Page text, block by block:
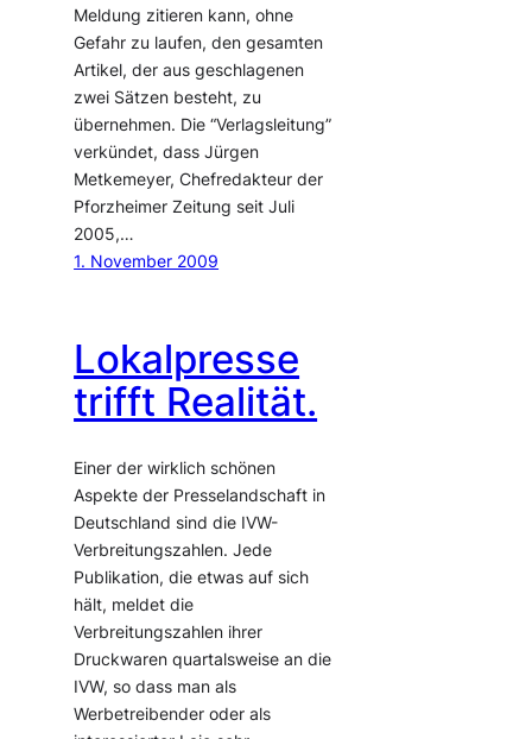
Meldung zitieren kann, ohne
Gefahr zu laufen, den gesamten
Artikel, der aus geschlagenen
zwei Sätzen besteht, zu
übernehmen. Die “Verlagsleitung”
verkündet, dass Jürgen
Metkemeyer, Chefredakteur der
Pforzheimer Zeitung seit Juli
2005,…
1. November 2009
Lokalpresse
trifft Realität.
Einer der wirklich schönen
Aspekte der Presselandschaft in
Deutschland sind die IVW-
Verbreitungszahlen. Jede
Publikation, die etwas auf sich
hält, meldet die
Verbreitungszahlen ihrer
Druckwaren quartalsweise an die
IVW, so dass man als
Werbetreibender oder als